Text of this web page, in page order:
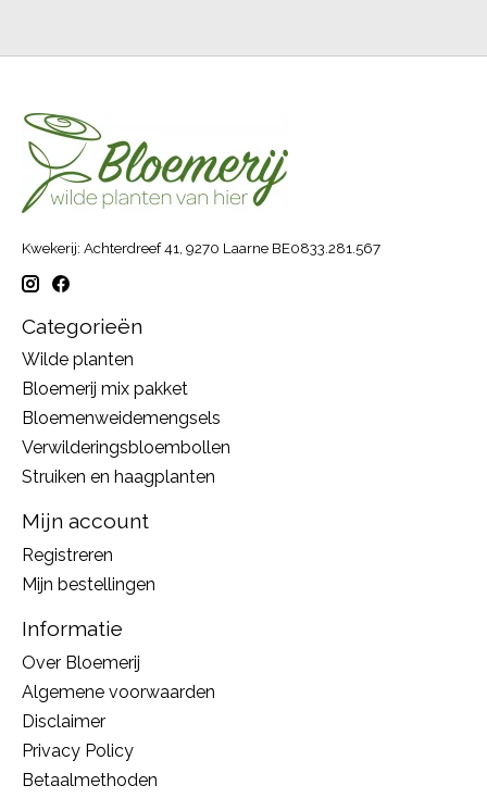
Kwekerij: Achterdreef 41, 9270 Laarne BE0833.281.567
Categorieën
Wilde planten
Bloemerij mix pakket
Bloemenweidemengsels
Verwilderingsbloembollen
Struiken en haagplanten
Mijn account
Registreren
Mijn bestellingen
Informatie
Over Bloemerij
Algemene voorwaarden
Disclaimer
Privacy Policy
Betaalmethoden